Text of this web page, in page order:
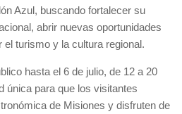
Azul, buscando fortalecer su
abrir nuevas oportunidades
turismo y la cultura regional.
hasta el 6 de julio, de 12 a 20
única para que los visitantes
de Misiones y disfruten de